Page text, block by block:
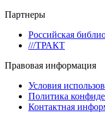
Партнеры
Российская
///ТРАКТ
Правовая информация
Условия
Политика
Контактная